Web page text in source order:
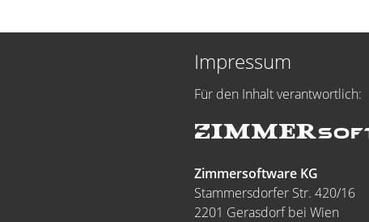
Impressum
Für den Inhalt verantwortlich:
Zimmersoftware KG
Stammersdorfer Str. 420/16
2201 Gerasdorf bei Wien